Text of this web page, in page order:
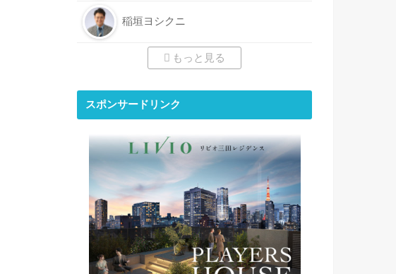
稲垣ヨシクニ
もっと見る
スポンサードリンク